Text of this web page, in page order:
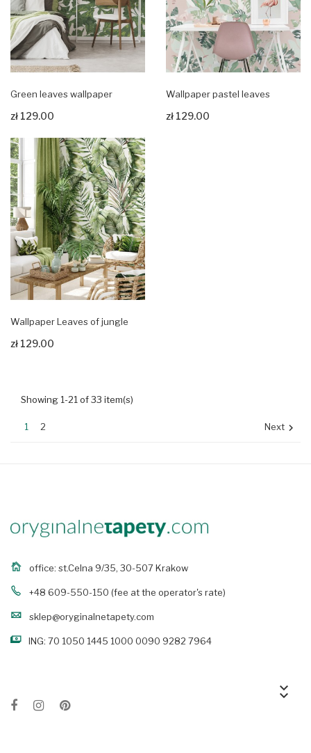
Green leaves wallpaper
zł 129.00
Zobacz produkt
Wallpaper pastel leaves
zł 129.00
Zobacz produkt
Wallpaper Leaves of jungle
zł 129.00
Zobacz produkt
Showing 1-21 of 33 item(s)
1 2 Next 
office: st.Celna 9/35, 30-507 Krakow
+48 609-550-150 (fee at the operator's rate)
sklep@oryginalnetapety.com
ING: 70 1050 1445 1000 0090 9282 7964
keyboard_arrow_down
keyboard_arrow_down